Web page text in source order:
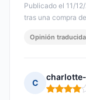
Publicado el 11/
tras una compra
Opinión traducida
C
Nota: 4 de